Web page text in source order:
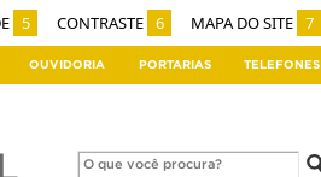
5 CONTRASTE 6 MAPA DO SITE 7
OUVIDORIA PORTARIAS TELEFONES